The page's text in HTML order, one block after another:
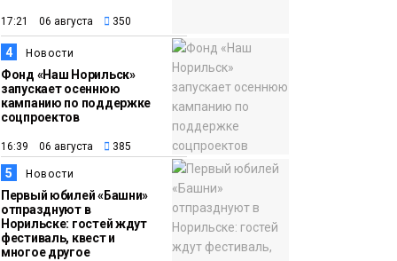
Животные
закрыли из-за
появления медведя
12:25
Проекты
Медиакомпании
Барнаул обошёл
Красноярск в
списке городов,
откуда приехали
норильчане
17:21 06 августа 350
4 Новости
Фонд «Наш Норильск»
запускает осеннюю
кампанию по поддержке
соцпроектов
16:39 06 августа 385
5 Новости
Первый юбилей «Башни»
отпразднуют в
Норильске: гостей ждут
фестиваль, квест и
многое другое